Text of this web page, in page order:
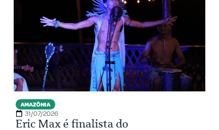
AMAZÔNIA
31/07/2026
Eric Max é finalista do